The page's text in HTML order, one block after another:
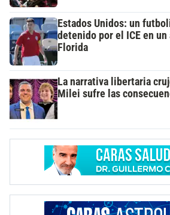
Estados Unidos: un
detenido por el ICE en
Florida
La narrativa libertaria
Milei sufre las